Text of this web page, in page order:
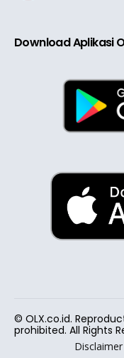
Download Aplikasi
© OLX.co.id.
prohibited. All Rights
Disclaimer